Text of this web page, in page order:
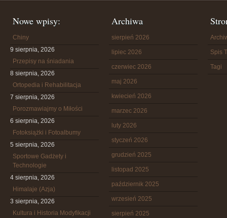
Nowe wpisy:
Chiny
9 sierpnia, 2026
Przepisy na śniadania
8 sierpnia, 2026
Ortopedia i Rehabilitacja
7 sierpnia, 2026
Porozmawiajmy o Miłości
6 sierpnia, 2026
Fotoksiążki i Fotoalbumy
5 sierpnia, 2026
Sportowe Gadżety i
Technologie
4 sierpnia, 2026
Himalaje (Azja)
3 sierpnia, 2026
Kultura i Historia Modyfikacji
Archiwa
sierpień 2026
lipiec 2026
czerwiec 2026
maj 2026
kwiecień 2026
marzec 2026
luty 2026
styczeń 2026
grudzień 2025
listopad 2025
październik 2025
wrzesień 2025
sierpień 2025
Spis
Tagi